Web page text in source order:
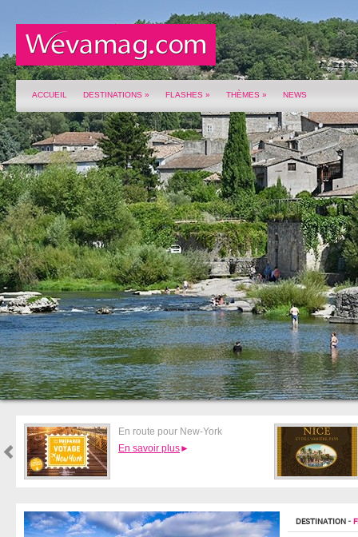
ACCUEIL DESTINATIONS » FLASHES » THÈMES » NEWS
Au pays des All Blacks
En savoir plus
DESTINATION-